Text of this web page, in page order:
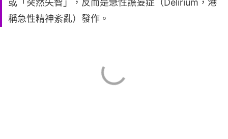
或「突然失智」，反而是急性譫妄症（Delirium，港
稱急性精神紊亂）發作。